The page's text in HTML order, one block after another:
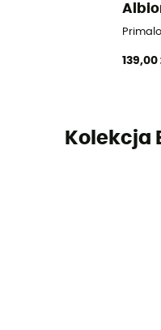
139,00
Kolekcja